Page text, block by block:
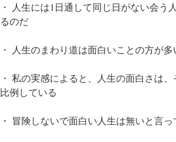
・ 人生には1日通して同じ日がない会
るのだ
・ 人生のまわり道は面白いことの方が多
・ 私の実感によると、人生の面白さは
比例している
・ 冒険しないで面白い人生は無いと言